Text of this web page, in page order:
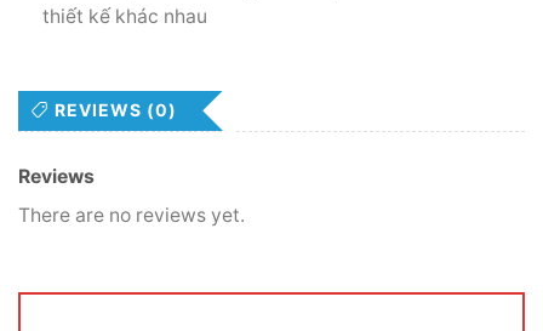
thiết kế khác nhau
REVIEWS (0)
Reviews
There are no reviews yet.